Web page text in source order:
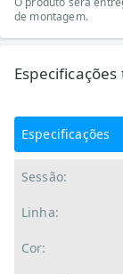
de montagem.
Especificações
Sessão:
Linha:
Cor: